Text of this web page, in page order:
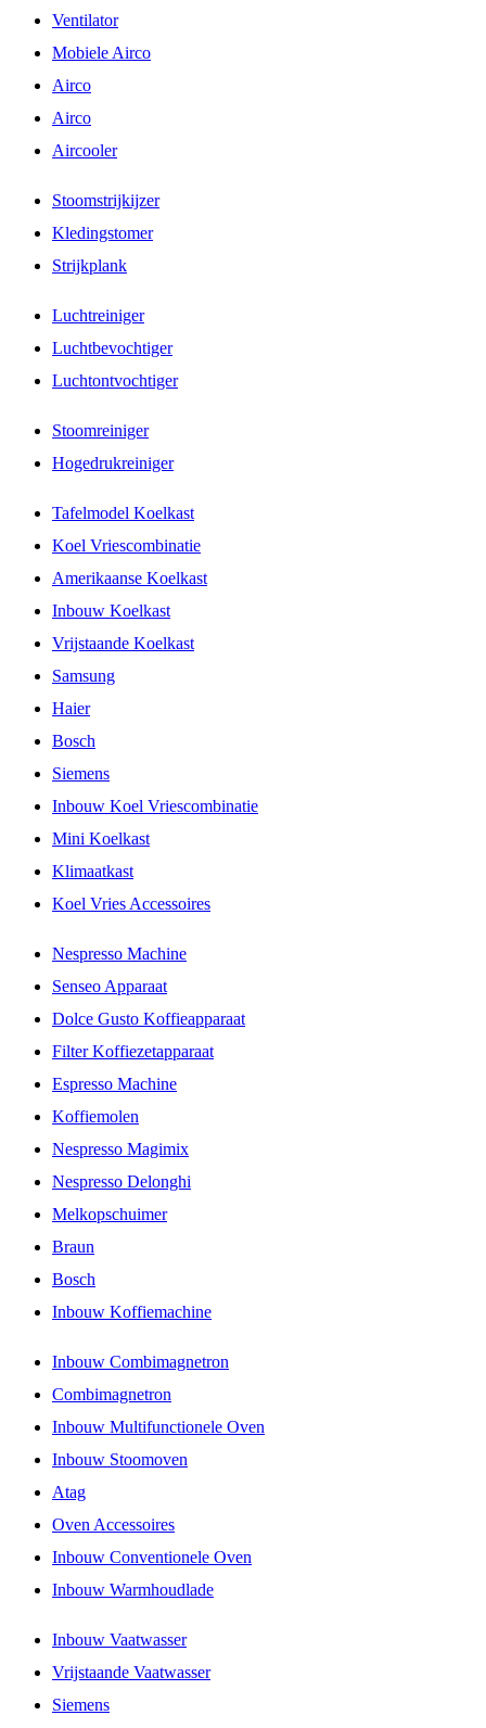
Ventilator
Mobiele Airco
Airco
Airco
Aircooler
Stoomstrijkijzer
Kledingstomer
Strijkplank
Luchtreiniger
Luchtbevochtiger
Luchtontvochtiger
Stoomreiniger
Hogedrukreiniger
Tafelmodel Koelkast
Koel Vriescombinatie
Amerikaanse Koelkast
Inbouw Koelkast
Vrijstaande Koelkast
Samsung
Haier
Bosch
Siemens
Inbouw Koel Vriescombinatie
Mini Koelkast
Klimaatkast
Koel Vries Accessoires
Nespresso Machine
Senseo Apparaat
Dolce Gusto Koffieapparaat
Filter Koffiezetapparaat
Espresso Machine
Koffiemolen
Nespresso Magimix
Nespresso Delonghi
Melkopschuimer
Braun
Bosch
Inbouw Koffiemachine
Inbouw Combimagnetron
Combimagnetron
Inbouw Multifunctionele Oven
Inbouw Stoomoven
Atag
Oven Accessoires
Inbouw Conventionele Oven
Inbouw Warmhoudlade
Inbouw Vaatwasser
Vrijstaande Vaatwasser
Siemens